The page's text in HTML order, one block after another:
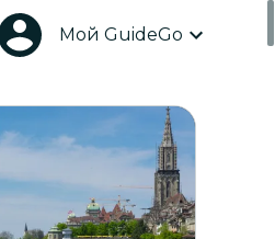
Мой GuideGo